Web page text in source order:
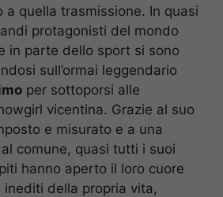
a quella trasmissione. In quasi
protagonisti del mondo
in parte dello sport si sono
sull’ormai leggendario
per sottoporsi alle
vicentina. Grazie al suo
e misurato e a una
comune, quasi tutti i suoi
hanno aperto il loro cuore
della propria vita,